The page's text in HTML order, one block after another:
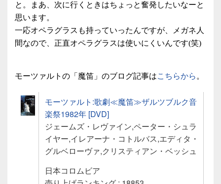
と。まあ、次に行くときはちょっと奮発したいなーと
思います。
一応オペラグラスも持っていったんですが、メガネ人
間なので、正直オペラグラスは使いにくいんです(笑)
モーツァルトの「魔笛」のブログ記事はこちらから 。
モーツァルト:歌劇≪魔笛≫ザルツブルク音
楽祭1982年 [DVD]
ジェームズ・レヴァイン,ペーター・シュラ
イヤー,イレアーナ・コトルバス,エディタ・
グルベローヴァ,クリスティアン・ベッシュ
日本コロムビア